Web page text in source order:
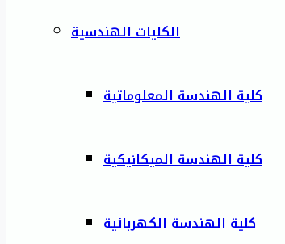
الكليات الهندسية
كلية الهندسة المعلوماتية
كلية الهندسة الميكانيكية
كلية الهندسة الكهربائية